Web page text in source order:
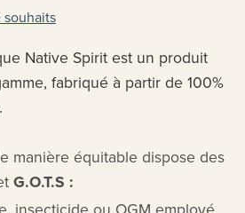
Native Spirit est un produit
fabriqué à partir de 100%
manière équitable dispose des
G.O.T.S :